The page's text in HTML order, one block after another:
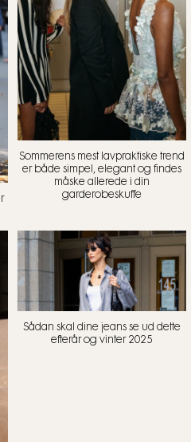
Sommerens mest lavpraktiske trend
er både simpel, elegant og findes
måske allerede i din
garderobeskuffe
Sådan skal dine jeans se ud dette
efterår og vinter 2025